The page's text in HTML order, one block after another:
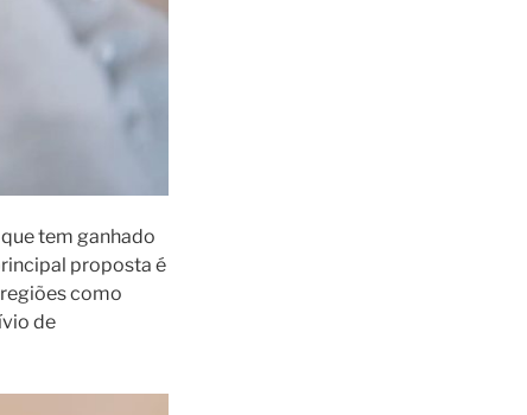
tem ganhado
proposta é
como
de